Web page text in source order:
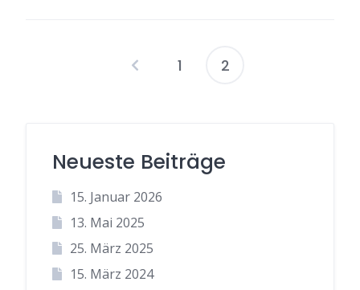
1 2
Neueste Beiträge
15. Januar 2026
13. Mai 2025
25. März 2025
15. März 2024